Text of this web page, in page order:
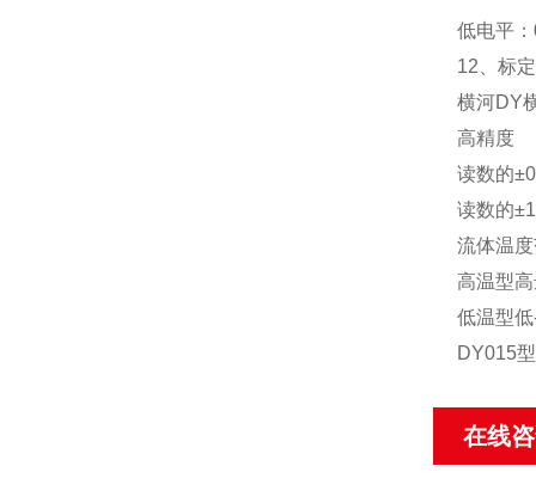
低电平
12 、标
横河DY
高精度
读数的
读数的
流体温
高温型
低温型
DY015
在线